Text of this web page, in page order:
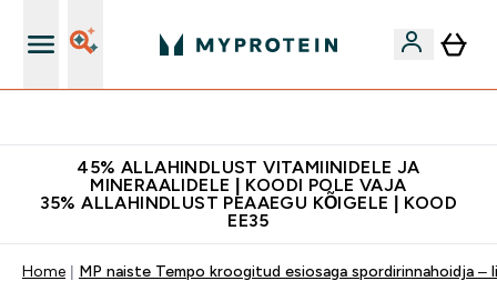
45% ALLAHINDLUST VITAMIINIDELE JA
MINERAALIDELE | KOODI POLE VAJA
35% ALLAHINDLUST PEAAEGU KÕIGELE | KOOD
EE35
Home MP naiste Tempo kroogitud esiosaga spordirinnahoidja –